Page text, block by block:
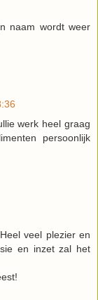
naam wordt weer
werk heel graag
persoonlijk
veel plezier en
en inzet zal het